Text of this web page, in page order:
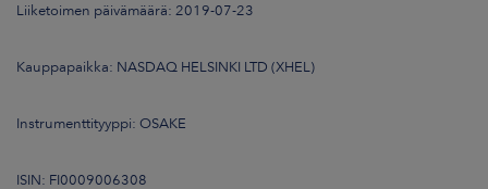
Liiketoimen päivämäärä: 2019-07-23
Kauppapaikka: NASDAQ HELSINKI LTD (XHEL)
Instrumenttityyppi: OSAKE
ISIN: FI0009006308